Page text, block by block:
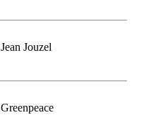
Jean Jouzel
Greenpeace